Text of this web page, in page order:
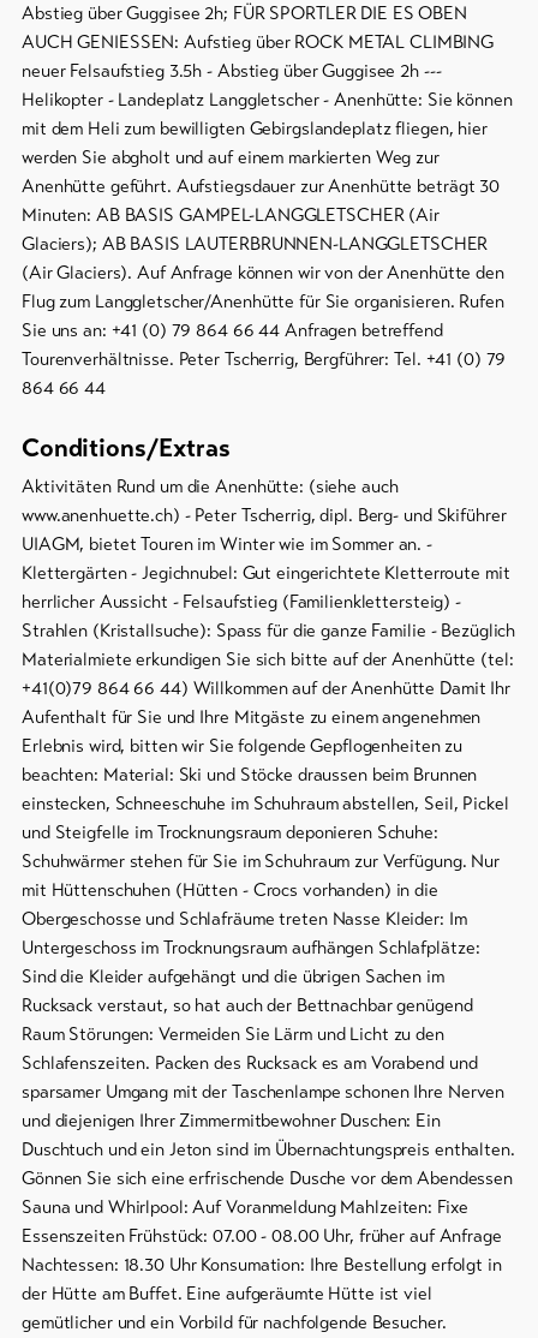
Abstieg über Guggisee 2h; FÜR SPORTLER DIE ES OBEN
AUCH GENIESSEN: Aufstieg über ROCK METAL CLIMBING
neuer Felsaufstieg 3.5h - Abstieg über Guggisee 2h ---
Helikopter - Landeplatz Langgletscher - Anenhütte: Sie können
mit dem Heli zum bewilligten Gebirgslandeplatz fliegen, hier
werden Sie abgholt und auf einem markierten Weg zur
Anenhütte geführt. Aufstiegsdauer zur Anenhütte beträgt 30
Minuten: AB BASIS GAMPEL-LANGGLETSCHER (Air
Glaciers); AB BASIS LAUTERBRUNNEN-LANGGLETSCHER
(Air Glaciers). Auf Anfrage können wir von der Anenhütte den
Flug zum Langgletscher/Anenhütte für Sie organisieren. Rufen
Sie uns an: +41 (0) 79 864 66 44 Anfragen betreffend
Tourenverhältnisse. Peter Tscherrig, Bergführer: Tel. +41 (0) 79
864 66 44
Conditions/Extras
Aktivitäten Rund um die Anenhütte: (siehe auch
www.anenhuette.ch) - Peter Tscherrig, dipl. Berg- und Skiführer
UIAGM, bietet Touren im Winter wie im Sommer an. -
Klettergärten - Jegichnubel: Gut eingerichtete Kletterroute mit
herrlicher Aussicht - Felsaufstieg (Familienklettersteig) -
Strahlen (Kristallsuche): Spass für die ganze Familie - Bezüglich
Materialmiete erkundigen Sie sich bitte auf der Anenhütte (tel:
+41(0)79 864 66 44) Willkommen auf der Anenhütte Damit Ihr
Aufenthalt für Sie und Ihre Mitgäste zu einem angenehmen
Erlebnis wird, bitten wir Sie folgende Gepflogenheiten zu
beachten: Material: Ski und Stöcke draussen beim Brunnen
einstecken, Schneeschuhe im Schuhraum abstellen, Seil, Pickel
und Steigfelle im Trocknungsraum deponieren Schuhe:
Schuhwärmer stehen für Sie im Schuhraum zur Verfügung. Nur
mit Hüttenschuhen (Hütten - Crocs vorhanden) in die
Obergeschosse und Schlafräume treten Nasse Kleider: Im
Untergeschoss im Trocknungsraum aufhängen Schlafplätze:
Sind die Kleider aufgehängt und die übrigen Sachen im
Rucksack verstaut, so hat auch der Bettnachbar genügend
Raum Störungen: Vermeiden Sie Lärm und Licht zu den
Schlafenszeiten. Packen des Rucksack es am Vorabend und
sparsamer Umgang mit der Taschenlampe schonen Ihre Nerven
und diejenigen Ihrer Zimmermitbewohner Duschen: Ein
Duschtuch und ein Jeton sind im Übernachtungspreis enthalten.
Gönnen Sie sich eine erfrischende Dusche vor dem Abendessen
Sauna und Whirlpool: Auf Voranmeldung Mahlzeiten: Fixe
Essenszeiten Frühstück: 07.00 - 08.00 Uhr, früher auf Anfrage
Nachtessen: 18.30 Uhr Konsumation: Ihre Bestellung erfolgt in
der Hütte am Buffet. Eine aufgeräumte Hütte ist viel
gemütlicher und ein Vorbild für nachfolgende Besucher.